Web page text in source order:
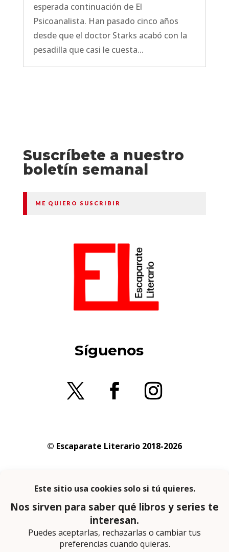
esperada continuación de El
Psicoanalista. Han pasado cinco años
desde que el doctor Starks acabó con la
pesadilla que casi le cuesta...
Suscríbete a nuestro
boletín semanal
ME QUIERO SUSCRIBIR
Síguenos
© Escaparate Literario 2018-2026
privacidad
En calidad de afiliado de Amazon obtengo
ingresos por las compras adscritas que